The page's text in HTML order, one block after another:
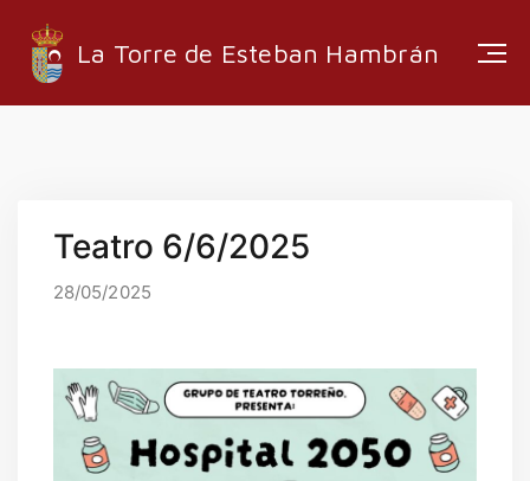
La Torre de Esteban Hambrán
EMPRESAS LOCALES
INFORMACIÓN
Teatro 6/6/2025
28/05/2025